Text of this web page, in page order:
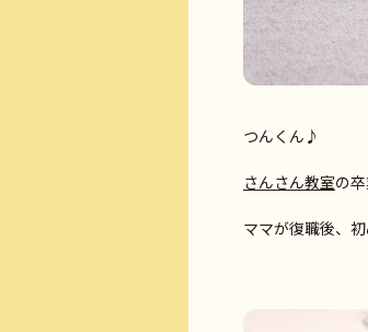
つんくん♪
さんさん教室の
ママが復職後、